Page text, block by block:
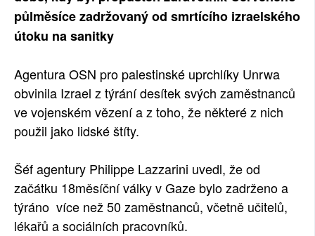
půlměsíce zadržovaný od smrtícího izraelského
útoku na sanitky
Agentura OSN pro palestinské uprchlíky Unrwa
obvinila Izrael z týrání desítek svých zaměstnanců
ve vojenském vězení a z toho, že některé z nich
použil jako lidské štíty.
Šéf agentury Philippe Lazzarini uvedl, že od
začátku 18měsíční války v Gaze bylo zadrženo a
týráno více než 50 zaměstnanců, včetně učitelů,
lékařů a sociálních pracovníků.